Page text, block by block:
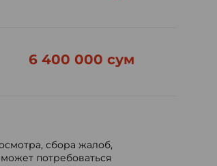
6 400 000 сум
сбора жалоб,
потребоваться